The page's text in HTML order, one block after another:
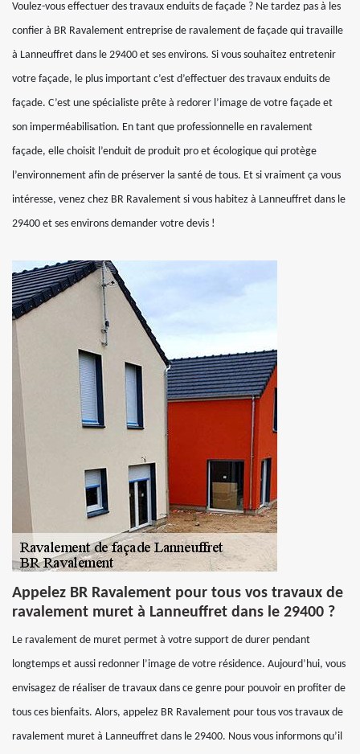
Voulez-vous effectuer des travaux enduits de façade ? Ne tardez pas à les
confier à BR Ravalement entreprise de ravalement de façade qui travaille
à Lanneuffret dans le 29400 et ses environs. Si vous souhaitez entretenir
votre façade, le plus important c’est d’effectuer des travaux enduits de
façade. C’est une spécialiste prête à redorer l’image de votre façade et
son imperméabilisation. En tant que professionnelle en ravalement
façade, elle choisit l’enduit de produit pro et écologique qui protège
l’environnement afin de préserver la santé de tous. Et si vraiment ça vous
intéresse, venez chez BR Ravalement si vous habitez à Lanneuffret dans le
29400 et ses environs demander votre devis !
Appelez BR Ravalement pour tous vos travaux de
ravalement muret à Lanneuffret dans le 29400 ?
Le ravalement de muret permet à votre support de durer pendant
longtemps et aussi redonner l’image de votre résidence. Aujourd’hui, vous
envisagez de réaliser de travaux dans ce genre pour pouvoir en profiter de
tous ces bienfaits. Alors, appelez BR Ravalement pour tous vos travaux de
ravalement muret à Lanneuffret dans le 29400. Nous vous informons qu’il